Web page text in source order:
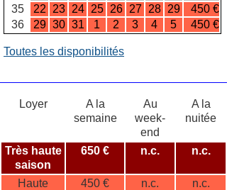
35
22 23 24 25 26 27 28 29
450 €
36
29 30 31 1 2 3 4 5 450 €
Toutes les disponibilités
Loyer
A la
semaine
Au
week-
end
A la
nuitée
Très haute
saison
650 € n.c. n.c.
Haute
450 € n.c. n.c.